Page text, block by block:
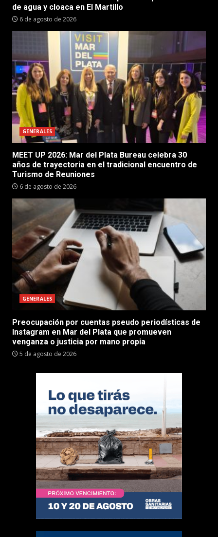
de agua y cloaca en El Martillo
6 de agosto de 2026
GENERALES
MEET UP 2026: Mar del Plata Bureau celebra 30
años de trayectoria en el tradicional encuentro de
Turismo de Reuniones
6 de agosto de 2026
GENERALES
Preocupación por cuentas pseudo periodísticas de
Instagram en Mar del Plata que promueven
venganza o justicia por mano propia
5 de agosto de 2026